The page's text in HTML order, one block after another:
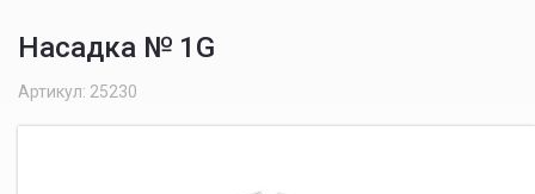
Насадка № 1G
Артикул: 25230